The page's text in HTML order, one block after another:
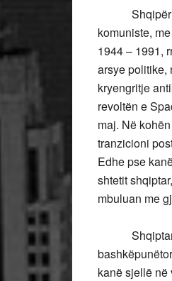
Shqipëria
komuniste,
1944 – 1991,
arsye politike,
kryengritje
revoltën e
maj. Në
tranzicioni
Edhe pse
shtetit
mbuluan me
Shqiptarët
kanë sjellë në